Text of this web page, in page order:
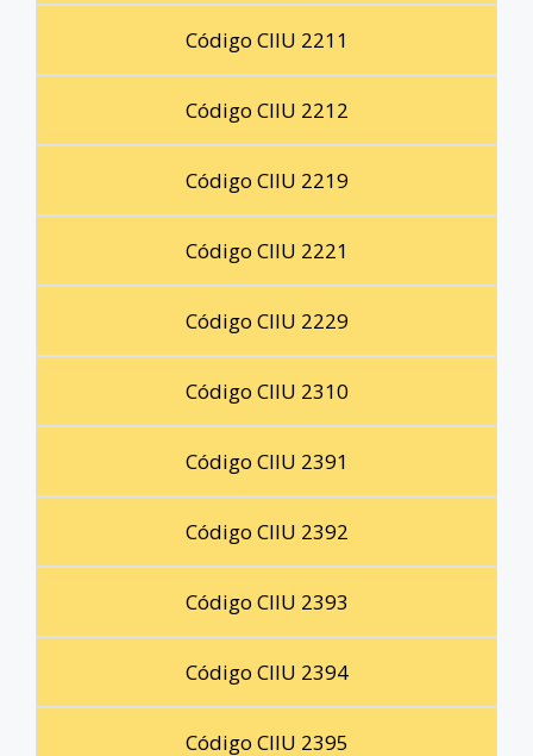
Código CIIU 2211
Código CIIU 2212
Código CIIU 2219
Código CIIU 2221
Código CIIU 2229
Código CIIU 2310
Código CIIU 2391
Código CIIU 2392
Código CIIU 2393
Código CIIU 2394
Código CIIU 2395